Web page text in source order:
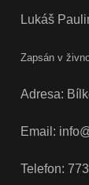
Lukáš
Zapsán v
Adresa:
Email:
Telefon: